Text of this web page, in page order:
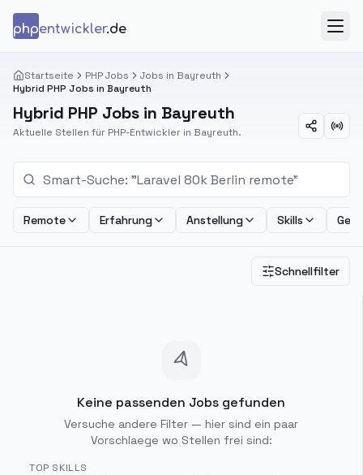
phpentwickler.de
Startseite PHP Jobs
Jobs in Bayreuth
Hybrid PHP Jobs in Bayreuth
Hybrid PHP Jobs in Bayreuth
Aktuelle Stellen für PHP-Entwickler in Bayreuth.
Remote Erfahrung Anstellung Skills
Schnellfilter
Keine passenden Jobs gefunden
Versuche andere Filter — hier sind ein paar
Vorschlaege wo Stellen frei sind:
TOP SKILLS